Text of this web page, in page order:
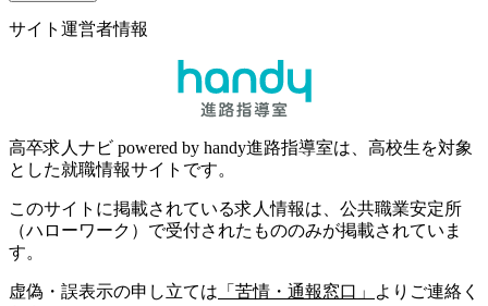
サイト運営者情報
高卒求人ナビ powered by handy進路指導室は、高校生を対象
とした就職情報サイトです。
このサイトに掲載されている求人情報は、公共職業安定所
（ハローワーク）で受付されたもののみが掲載されていま
す。
虚偽・誤表示の申し立ては 「苦情・通報窓口」
よりご連絡く